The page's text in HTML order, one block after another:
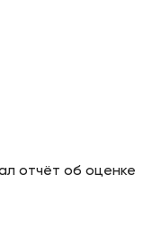
отчёт об оценке